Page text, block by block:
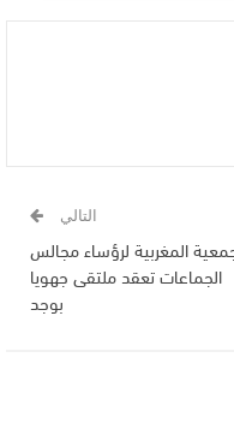
التالي
المغربية لرؤساء مجالس
الجماعات تعقد ملتقى جهويا
بوجد